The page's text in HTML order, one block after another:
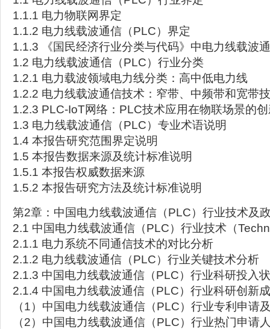
1.1.1 电力物联网界定
1.1.2 电力线载波通信（PLC）界定
1.1.3 《国民经济行业分类与代码》中电力线载波
1.2 电力线载波通信（PLC）行业分类
1.2.1 电力载波领域电力线分类：高中低电力线
1.2.2 电力线载波通信技术：窄带、中频带和宽带
1.2.3 PLC-IoT网络：PLC技术应用在物联场景的
1.3 电力线载波通信（PLC）专业术语说明
1.4 本报告研究范围界定说明
1.5 本报告数据来源及统计标准说明
1.5.1 本报告权威数据来源
1.5.2 本报告研究方法及统计标准说明
第2章：中国电力线载波通信（PLC）行业技术及
2.1 中国电力线载波通信（PLC）行业技术（
2.1.1 电力系统不同通信技术的对比分析
2.1.2 电力线载波通信（PLC）行业关键技术分析
2.1.3 中国电力线载波通信（PLC）行业科研投入
2.1.4 中国电力线载波通信（PLC）行业科研创新
（1）中国电力线载波通信（PLC）行业专利申请
（2）中国电力线载波通信（PLC）行业热门申请